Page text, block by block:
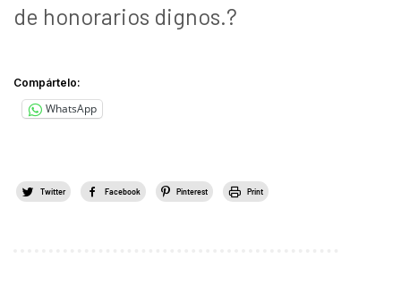
de honorarios dignos.?
Compártelo:
WhatsApp
Twitter Facebook Pinterest Print